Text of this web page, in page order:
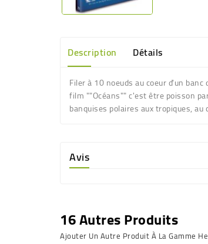
Description Détails
Filer à 10 noeuds au coeur d'un
film ""Océans"" c'est être poisson
banquises polaires aux tropiques,
Avis
16 Autres Produits
Ajouter Un Autre Produit À La Gamme